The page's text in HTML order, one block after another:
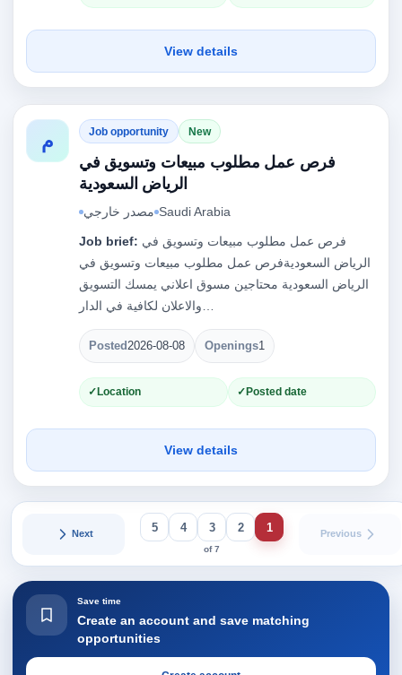
View details
م Job opportunity New
فرص عمل مطلوب مبيعات وتسويق في
الرياض السعودية
مصدر خارجي Saudi Arabia
Job brief:
الرياض السعوديةفرص عمل مطلوب مبيعات وتسويق في
الرياض السعودية محتاجين مسوق اعلاني يمسك التسويق
Posted2026-08-08 Openings1
Location Posted date
View details
Previous
1
2
3
4
5
of 7
Next
Save time
Create an account and save matching
opportunities